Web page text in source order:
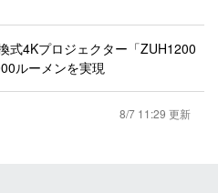
式4Kプロジェクター「ZUH1200
ルーメンを実現
8/7 11:29 更新